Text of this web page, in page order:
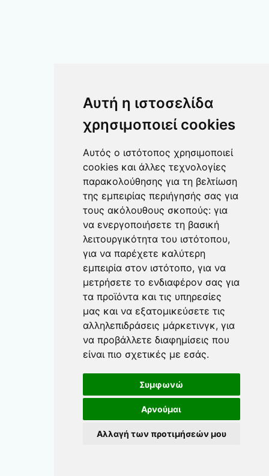
Αυτή η ιστοσελίδα
χρησιμοποιεί cookies
Αυτός ο ιστότοπος χρησιμοποιεί
cookies και άλλες τεχνολογίες
παρακολούθησης για τη βελτίωση
της εμπειρίας περιήγησής σας για
τους ακόλουθους σκοπούς: για
να ενεργοποιήσετε τη βασική
λειτουργικότητα του ιστότοπου,
για να παρέχετε καλύτερη
εμπειρία στον ιστότοπο, για να
μετρήσετε το ενδιαφέρον σας για
τα προϊόντα και τις υπηρεσίες
μας και να εξατομικεύσετε τις
αλληλεπιδράσεις μάρκετινγκ, για
να προβάλλετε διαφημίσεις που
είναι πιο σχετικές με εσάς.
Συμφωνώ
Αρνούμαι
Αλλαγή των προτιμήσεών μου